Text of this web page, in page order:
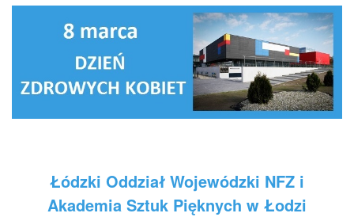
Łódzki Oddział Wojewódzki NFZ i
Akademia Sztuk Pięknych w Łodzi